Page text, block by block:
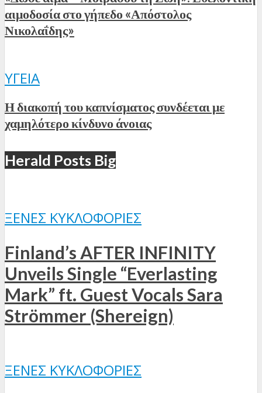
αιμοδοσία στο γήπεδο «Απόστολος
Νικολαΐδης»
ΥΓΕΊΑ
Η διακοπή του καπνίσματος συνδέεται με
χαμηλότερο κίνδυνο άνοιας
Herald Posts Big
ΞΈΝΕΣ ΚΥΚΛΟΦΟΡΊΕΣ
Finland’s AFTER INFINITY
Unveils Single “Everlasting
Mark” ft. Guest Vocals Sara
Strömmer (Shereign)
ΞΈΝΕΣ ΚΥΚΛΟΦΟΡΊΕΣ